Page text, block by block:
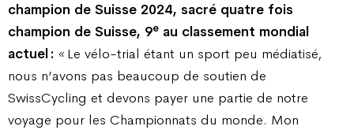
champion de Suisse 2024, sacré quatre fois
champion de Suisse, 9e au classement mondial
actuel : « Le vélo-trial étant un sport peu médiatisé,
nous n’avons pas beaucoup de soutien de
SwissCycling et devons payer une partie de notre
voyage pour les Championnats du monde. Mon